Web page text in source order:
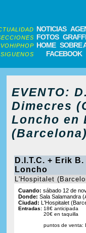
NOTICIAS
FOTOS
HOME SOBRE
SIGUENOS FACEBOOK
EVENTO:
Dimecres
Loncho en
D.I.T.C. + Erik
Loncho
L'Hospitalet
Cuando: sábado 12 de
Donde: Sala Salamandra
Ciudad: L'Hospitalet
Entradas: 18€ anticipada
20€ en taquilla
puntos de venta: